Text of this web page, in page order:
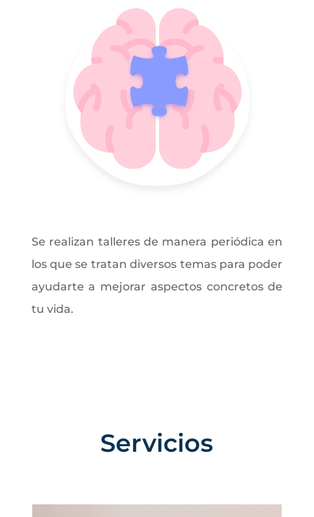
Se realizan talleres de manera periódica en
los que se tratan diversos temas para poder
ayudarte a mejorar aspectos concretos de
tu vida.
Servicios